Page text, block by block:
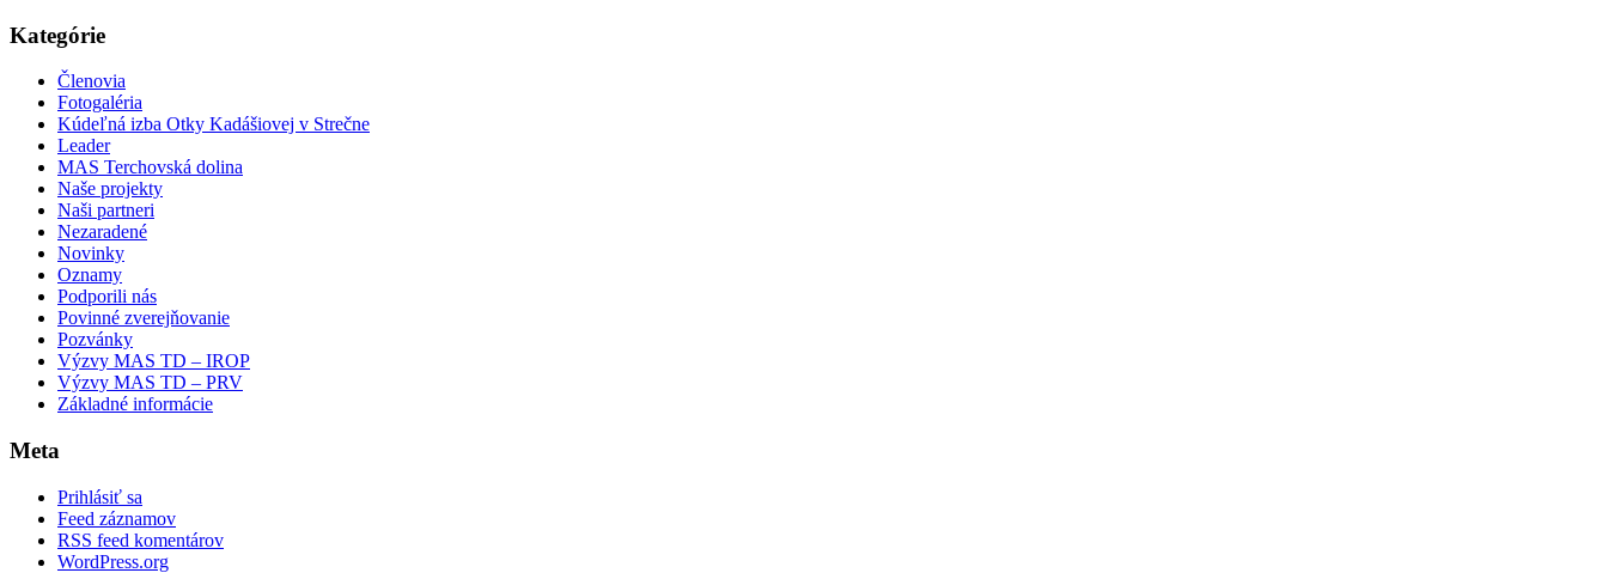
Kategórie
Členovia
Fotogaléria
Kúdeľná izba Otky Kadášiovej v Strečne
Leader
MAS Terchovská dolina
Naše projekty
Naši partneri
Nezaradené
Novinky
Oznamy
Podporili nás
Povinné zverejňovanie
Pozvánky
Výzvy MAS TD – IROP
Výzvy MAS TD – PRV
Základné informácie
Meta
Prihlásiť sa
Feed záznamov
RSS feed komentárov
WordPress.org